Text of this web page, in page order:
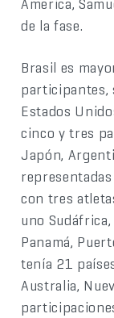
de la fase.
Brasil es
participantes,
Estados
cinco y tres
Japón,
con tres
uno
Panamá,
tenía 21
Australia,